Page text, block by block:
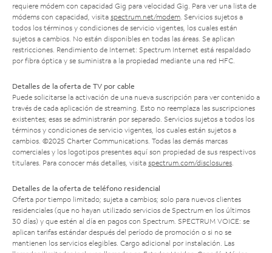
requiere módem con capacidad Gig para velocidad Gig. Para ver una lista de
módems con capacidad, visita spectrum.net/modem . Servicios sujetos a
todos los términos y condiciones de servicio vigentes, los cuales están
sujetos a cambios. No están disponibles en todas las áreas. Se aplican
restricciones. Rendimiento de Internet: Spectrum Internet está respaldado
por fibra óptica y se suministra a la propiedad mediante una red HFC.
Detalles de la oferta de TV por cable
Puede solicitarse la activación de una nueva suscripción para ver contenido a
través de cada aplicación de streaming. Esto no reemplaza las suscripciones
existentes; esas se administrarán por separado. Servicios sujetos a todos los
términos y condiciones de servicio vigentes, los cuales están sujetos a
cambios. ©2025 Charter Communications. Todas las demás marcas
comerciales y los logotipos presentes aquí son propiedad de sus respectivos
titulares. Para conocer más detalles, visita spectrum.com/disclosures
Detalles de la oferta de teléfono residencial
Oferta por tiempo limitado; sujeta a cambios; solo para nuevos clientes
residenciales (que no hayan utilizado servicios de Spectrum en los últimos
30 días) y que estén al día en pagos con Spectrum. SPECTRUM VOICE: se
aplican tarifas estándar después del período de promoción o si no se
mantienen los servicios elegibles. Cargo adicional por instalación. Las